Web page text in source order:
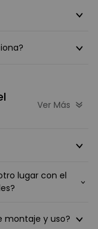
Ver Más
lugar con el
montaje y uso?